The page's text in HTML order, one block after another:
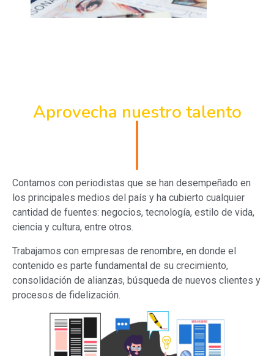
Aprovecha nuestro talento
Contamos con periodistas que se han desempeñado en
los principales medios del país y ha cubierto cualquier
cantidad de fuentes: negocios, tecnología, estilo de vida,
ciencia y cultura, entre otros.
Trabajamos con empresas de renombre, en donde el
contenido es parte fundamental de su crecimiento,
consolidación de alianzas, búsqueda de nuevos clientes y
procesos de fidelización.